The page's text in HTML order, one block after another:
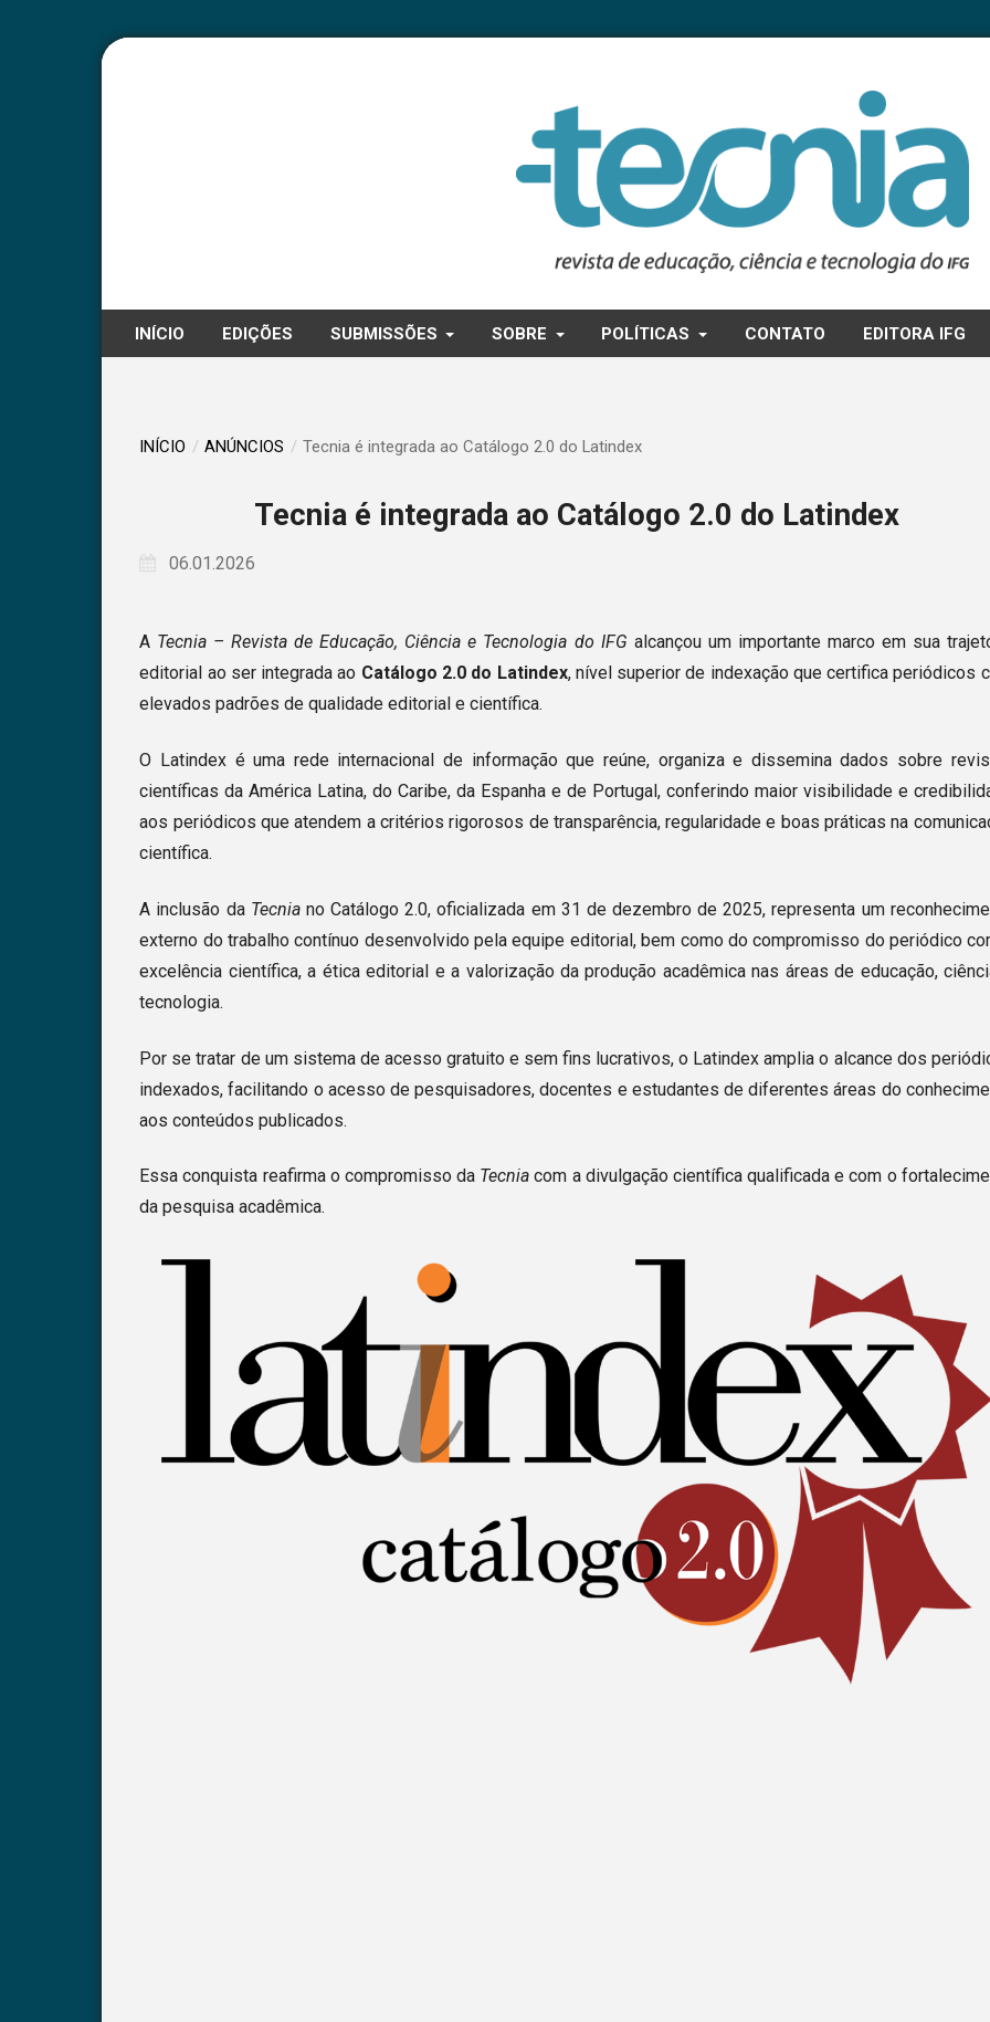
INÍCIO EDIÇÕES SUBMISSÕES SOBRE POLÍTICAS CONTATO EDITORA IFG
INÍCIO / ANÚNCIOS / Tecnia é integrada ao Catálogo 2.0 do Latindex
Tecnia é integrada ao Catálogo 2.0 do Latindex
06.01.2026
A Tecnia – Revista de Educação, Ciência e Tecnologia do IFG alcançou um importante marco em sua
editorial ao ser integrada ao Catálogo 2.0 do Latindex, nível superior de indexação que certifica periódicos
elevados padrões de qualidade editorial e científica.
O Latindex é uma rede internacional de informação que reúne, organiza e dissemina dados sobre
científicas da América Latina, do Caribe, da Espanha e de Portugal, conferindo maior visibilidade e
aos periódicos que atendem a critérios rigorosos de transparência, regularidade e boas práticas na
científica.
A inclusão da Tecniano Catálogo 2.0, oficializada em 31 de dezembro de 2025, representa um
externo do trabalho contínuo desenvolvido pela equipe editorial, bem como do compromisso do periódico
excelência científica, a ética editorial e a valorização da produção acadêmica nas áreas de educação,
tecnologia.
Por se tratar de um sistema de acesso gratuito e sem fins lucrativos, o Latindex amplia o alcance dos
indexados, facilitando o acesso de pesquisadores, docentes e estudantes de diferentes áreas do
aos conteúdos publicados.
Essa conquista reafirma o compromisso da Tecnia com a divulgação científica qualificada e com o
da pesquisa acadêmica.